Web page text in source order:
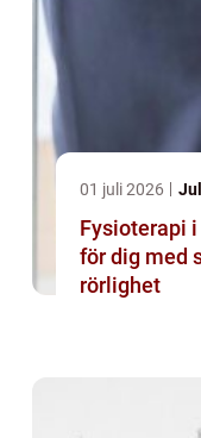
01 juli 2026
Fysioterapi i
för dig med
rörlighet